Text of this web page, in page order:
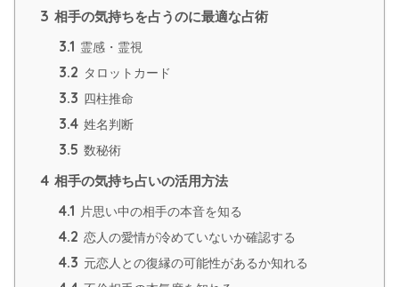
3 相手の気持ちを占うのに最適な占術
3.1 霊感・霊視
3.2 タロットカード
3.3 四柱推命
3.4 姓名判断
3.5 数秘術
4 相手の気持ち占いの活用方法
4.1 片思い中の相手の本音を知る
4.2 恋人の愛情が冷めていないか確認する
4.3 元恋人との復縁の可能性があるか知れる